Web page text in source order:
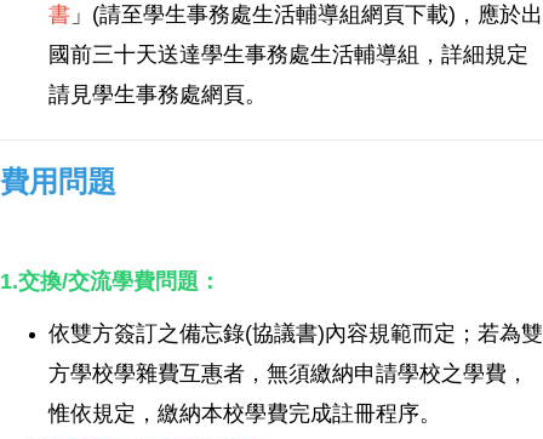
書 」(請至學生事務處生活輔導組網頁下載)，應於出
國前三十天送達學生事務處生活輔導組，詳細規定
請見學生事務處網頁。
費用問題
1.交換/交流學費問題：
依雙方簽訂之備忘錄(協議書)內容規範而定；若為雙
方學校學雜費互惠者，無須繳納申請學校之學費，
惟依規定，繳納本校學費完成註冊程序。